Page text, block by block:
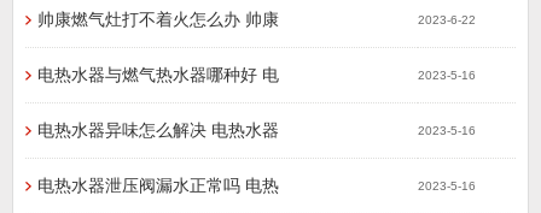
帅康燃气灶打不着火怎么办 帅康 2023-6-22
电热水器与燃气热水器哪种好 电 2023-5-16
电热水器异味怎么解决 电热水器 2023-5-16
电热水器泄压阀漏水正常吗 电热 2023-5-16